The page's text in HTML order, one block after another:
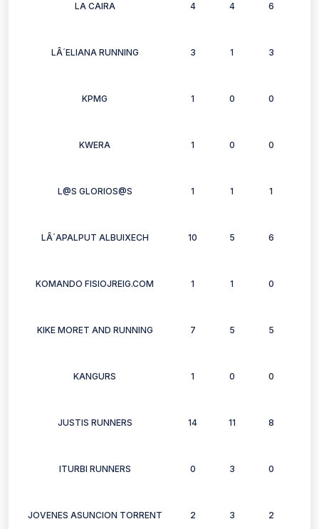
LA CAIRA 4 4 6
LÂ´ELIANA RUNNING 3 1 3
KPMG 1 0 0
KWERA 1 0 0
L@S GLORIOS@S 1 1 1
LÂ´APALPUT ALBUIXECH 10 5 6
KOMANDO FISIOJREIG.COM 1 1 0
KIKE MORET AND RUNNING 7 5 5
KANGURS 1 0 0
JUSTIS RUNNERS 14 11 8
ITURBI RUNNERS 0 3 0
JOVENES ASUNCION TORRENT 2 3 2